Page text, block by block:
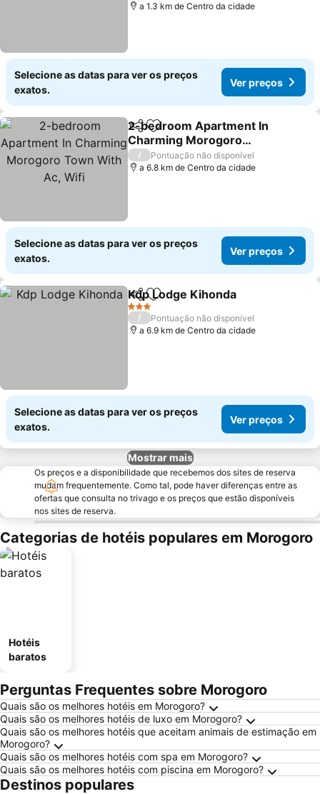
a 1.3 km de Centro da cidade
Selecione as datas para ver os preços
exatos.
Ver preços
PartilharAdicionar aos favoritos
2-bedroom Apartment In
Charming Morogoro
Town With Ac, Wifi
Ver preços
/
Pontuação não disponível
a 6.8 km de Centro da cidade
Selecione as datas para ver os preços
exatos.
Ver preços
PartilharAdicionar aos favoritos
Kdp Lodge Kihonda
3 Estrelas
/
Pontuação não disponível
a 6.9 km de Centro da cidade
Selecione as datas para ver os preços
exatos.
Ver preços
Mostrar mais
Os preços e a disponibilidade que recebemos dos sites de reserva
mudam frequentemente. Como tal, pode haver diferenças entre as
ofertas que consulta no trivago e os preços que estão disponíveis
nos sites de reserva.
Categorias de hotéis populares em Morogoro
Hotéis
baratos
Perguntas Frequentes sobre Morogoro
Quais são os melhores hotéis em Morogoro?
Quais são os melhores hotéis de luxo em Morogoro?
Quais são os melhores hotéis que aceitam animais de estimação em
Morogoro?
Quais são os melhores hotéis com spa em Morogoro?
Quais são os melhores hotéis com piscina em Morogoro?
Destinos populares